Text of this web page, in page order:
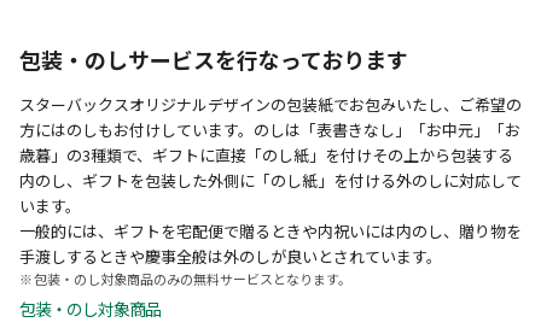
包装・のしサービスを行なっております
スターバックスオリジナルデザインの包装紙でお包みいたし、ご希望の
方にはのしもお付けしています。のしは「表書きなし」「お中元」「お
歳暮」の3種類で、ギフトに直接「のし紙」を付けその上から包装する
内のし、ギフトを包装した外側に「のし紙」を付ける外のしに対応して
います。
一般的には、ギフトを宅配便で贈るときや内祝いには内のし、贈り物を
手渡しするときや慶事全般は外のしが良いとされています。
包装・のし対象商品のみの無料サービスとなります。
包装・のし対象商品